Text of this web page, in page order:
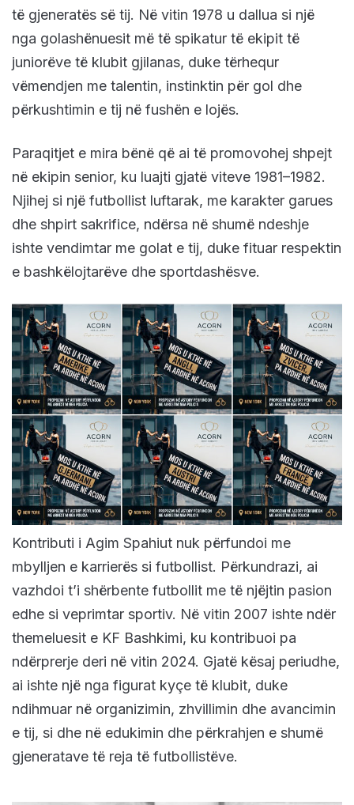
të gjeneratës së tij. Në vitin 1978 u dallua si një
nga golashënuesit më të spikatur të ekipit të
juniorëve të klubit gjilanas, duke tërhequr
vëmendjen me talentin, instinktin për gol dhe
përkushtimin e tij në fushën e lojës.
Paraqitjet e mira bënë që ai të promovohej shpejt
në ekipin senior, ku luajti gjatë viteve 1981–1982.
Njihej si një futbollist luftarak, me karakter garues
dhe shpirt sakrifice, ndërsa në shumë ndeshje
ishte vendimtar me golat e tij, duke fituar respektin
e bashkëlojtarëve dhe sportdashësve.
Kontributi i Agim Spahiut nuk përfundoi me
mbylljen e karrierës si futbollist. Përkundrazi, ai
vazhdoi t’i shërbente futbollit me të njëjtin pasion
edhe si veprimtar sportiv. Në vitin 2007 ishte ndër
themeluesit e KF Bashkimi, ku kontribuoi pa
ndërprerje deri në vitin 2024. Gjatë kësaj periudhe,
ai ishte një nga figurat kyçe të klubit, duke
ndihmuar në organizimin, zhvillimin dhe avancimin
e tij, si dhe në edukimin dhe përkrahjen e shumë
gjeneratave të reja të futbollistëve.